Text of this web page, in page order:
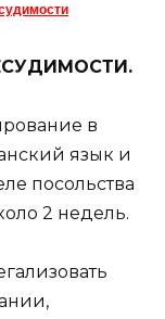
в
язык и
посольства
2 недель.